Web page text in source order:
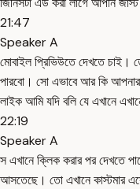
21:47
Speaker A
মোবাইল প্রিভিউতে দেখতে চাই।
পারবো। সো এভাবে আর কি
লাইক আমি যদি বলি যে এখানে
22:19
Speaker A
স এখানে ক্লিক করার পর দেখতে
আসতেছে। তো এখানে কাস্টমার